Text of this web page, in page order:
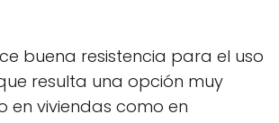
buena resistencia para el uso
resulta una opción muy
en viviendas como en